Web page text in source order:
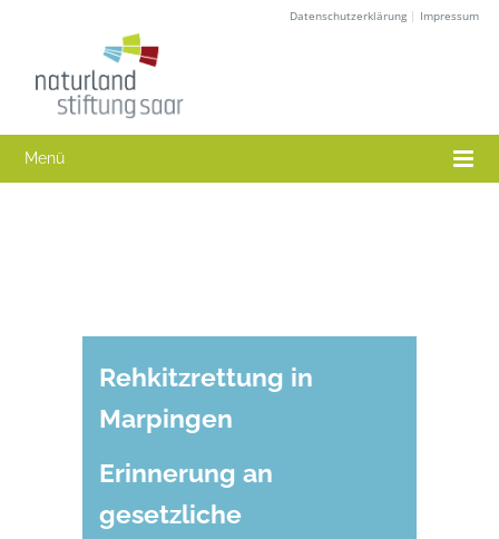
Datenschutzerklärung | Impressum
Menü
Rehkitzrettung in
Marpingen
Erinnerung an
gesetzliche